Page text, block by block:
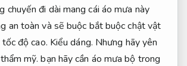
chuyến đi dài mang cái áo mưa này
an toàn và sẽ buộc bắt buộc chật vật
độ cao. Kiểu dáng. Nhưng hãy yên
mỹ. bạn hãy cần áo mưa bộ trong